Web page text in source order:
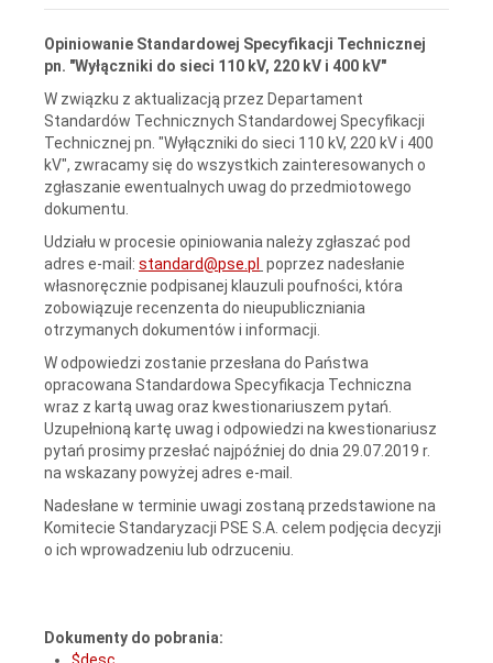
Opiniowanie Standardowej Specyfikacji Technicznej
pn. "Wyłączniki do sieci 110 kV, 220 kV i 400 kV"
W związku z aktualizacją przez Departament
Standardów Technicznych Standardowej Specyfikacji
Technicznej pn. "Wyłączniki do sieci 110 kV, 220 kV i 400
kV", zwracamy się do wszystkich zainteresowanych o
zgłaszanie ewentualnych uwag do przedmiotowego
dokumentu.
Udziału w procesie opiniowania należy zgłaszać pod
adres e-mail: standard@pse.pl
poprzez nadesłanie
własnoręcznie podpisanej klauzuli poufności, która
zobowiązuje recenzenta do nieupubliczniania
otrzymanych dokumentów i informacji.
W odpowiedzi zostanie przesłana do Państwa
opracowana Standardowa Specyfikacja Techniczna
wraz z kartą uwag oraz kwestionariuszem pytań.
Uzupełnioną kartę uwag i odpowiedzi na kwestionariusz
pytań prosimy przesłać najpóźniej do dnia 29.07.2019 r.
na wskazany powyżej adres e-mail.
Nadesłane w terminie uwagi zostaną przedstawione na
Komitecie Standaryzacji PSE S.A. celem podjęcia decyzji
o ich wprowadzeniu lub odrzuceniu.
Dokumenty do pobrania:
$desc